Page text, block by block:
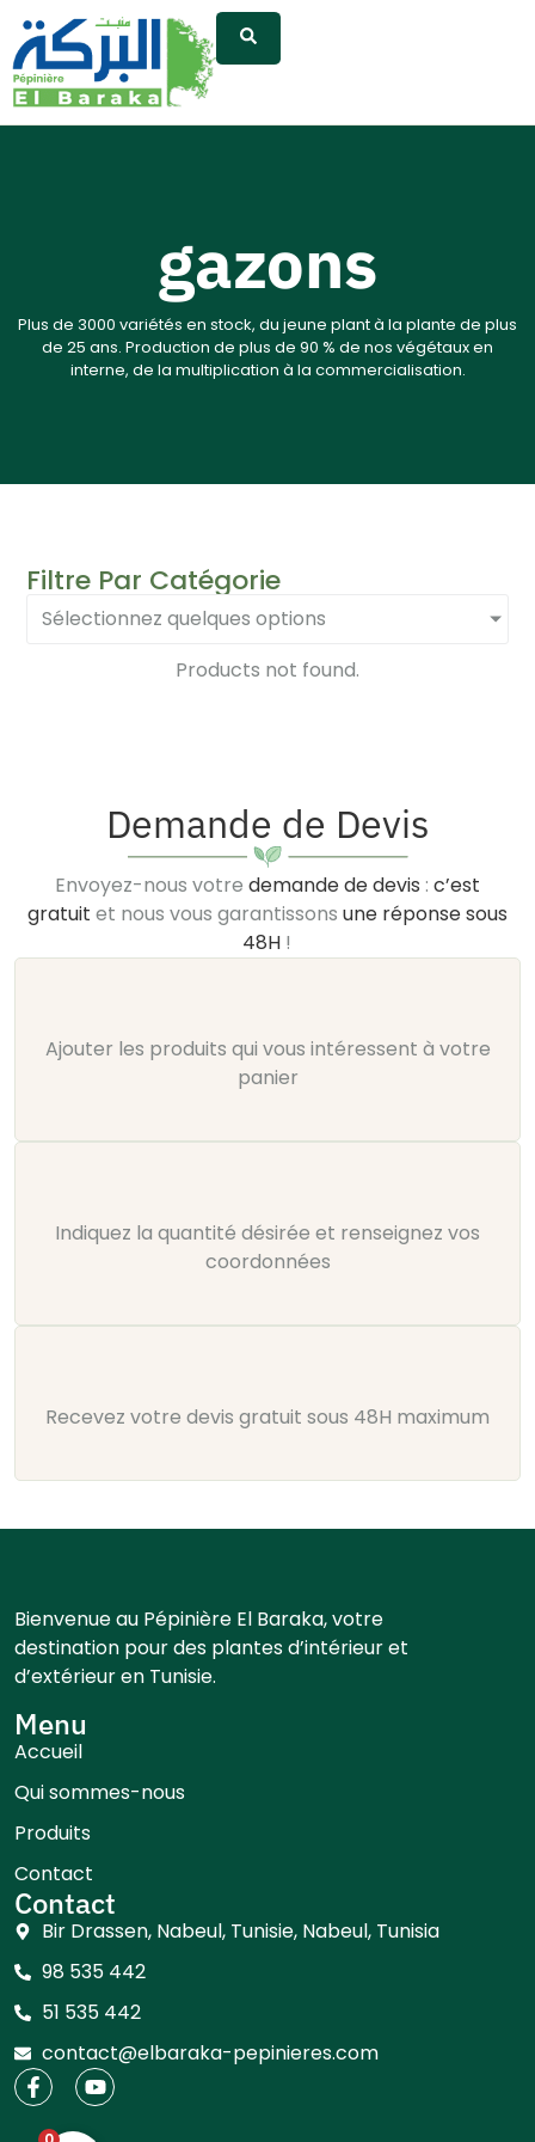
gazons
Plus de 3000 variétés en stock, du jeune plant à la plante de plus
de 25 ans. Production de plus de 90 % de nos végétaux en
interne, de la multiplication à la commercialisation.
Filtre Par Catégorie
Sélectionnez quelques options
Products not found.
Demande de Devis
Envoyez-nous votre demande de devis : c’est
gratuit et nous vous garantissons une réponse sous
48H !
Ajouter les produits qui vous intéressent à votre
panier
Indiquez la quantité désirée et renseignez vos
coordonnées
Recevez votre devis gratuit sous 48H maximum
Bienvenue au Pépinière El Baraka, votre
destination pour des plantes d’intérieur et
d’extérieur en Tunisie.
Menu
Accueil
Qui sommes-nous
Produits
Contact
Contact
Bir Drassen, Nabeul, Tunisie, Nabeul, Tunisia
98 535 442
51 535 442
contact@elbaraka-pepinieres.com